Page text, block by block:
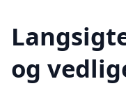
og